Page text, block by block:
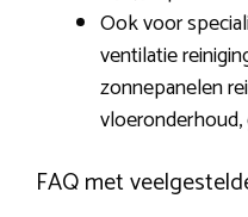
Ook voor
ventilatie
zonnepanelen
vloeronderhoud,
FAQ met